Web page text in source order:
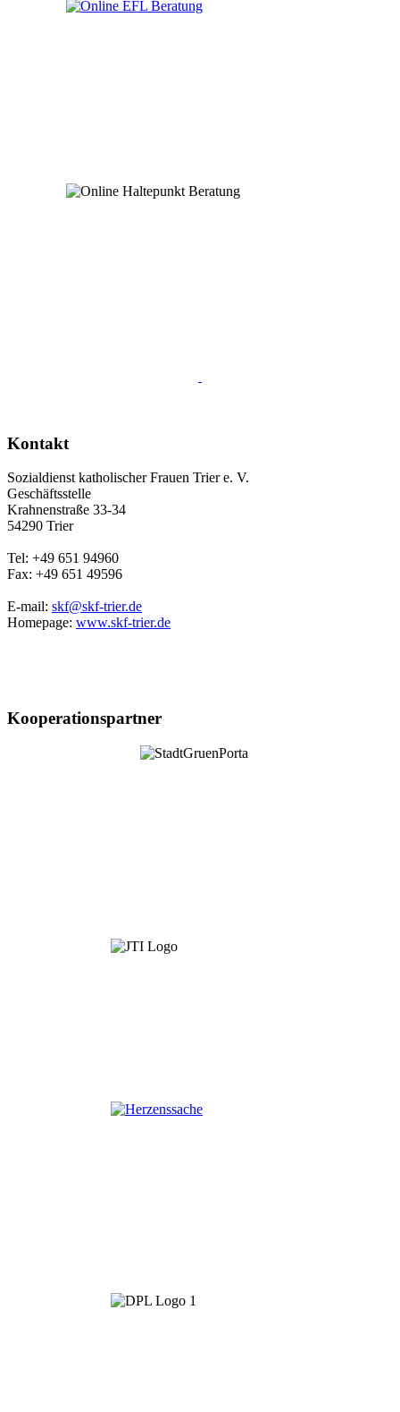
Kontakt
Sozialdienst katholischer Frauen Trier e. V.
Geschäftsstelle
Krahnenstraße 33-34
54290 Trier
Tel: +49 651 94960
Fax: +49 651 49596
E-mail: skf@skf-trier.de
Homepage: www.skf-trier.de
Kooperationspartner